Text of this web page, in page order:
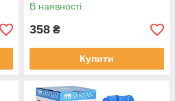
В наявності
358 ₴
Купити